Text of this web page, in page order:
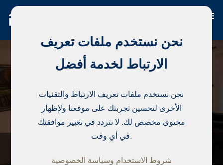
نحن نستخدم ملفات تعريف
الارتباط لخدمة أفضل
نحن نستخدم ملفات تعريف الارتباط والتقنيات
الأخرى لتحسين تجربتك على موقعنا ولإظهار
محتوى مخصص لك. لا تتردد في تغيير موافقتك
في أي وقت.
شروط الاستخدام وسياسة الخصوصية